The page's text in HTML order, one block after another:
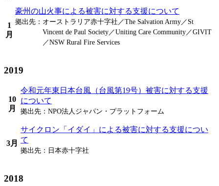
1
月
豪州の山火事による被害に対する支援について
拠出先： オーストラリア赤十字社／The Salvation Army／St
Vincent de Paul Society／Uniting Care Community／GIVIT
／NSW Rural Fire Services
2019
10
月
令和元年東日本台風（台風第19号）被害に対する支援
について
拠出先： NPO法人ジャパン・プラットフォーム
3月
サイクロン「イダイ」による被害に対する支援につい
て
拠出先： 日本赤十字社
2018